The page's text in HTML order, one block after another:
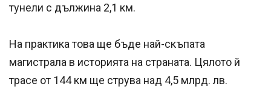
тунели с дължина 2,1 км.
На практика това ще бъде най-скъпата
магистрала в историята на страната. Цялото й
трасе от 144 км ще струва над 4,5 млрд. лв.